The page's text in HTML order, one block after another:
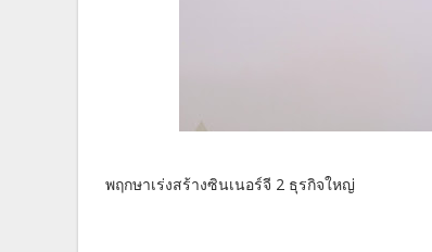
พฤกษาเร่งสร้างซินเนอร์จี 2 ธุรกิจใหญ่